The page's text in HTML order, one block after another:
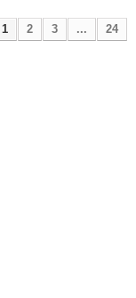
1 2 3 ... 24